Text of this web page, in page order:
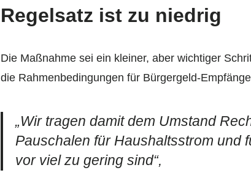
Regelsatz ist zu niedrig
Die Maßnahme sei ein kleiner, aber wichtiger
die Rahmenbedingungen für Bürgergeld-
„Wir tragen damit dem Umstand
Pauschalen für Haushaltsstrom und
vor viel zu gering sind“,